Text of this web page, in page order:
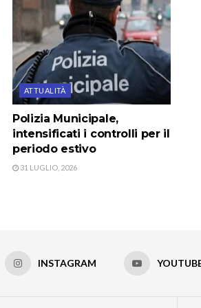
ATTUALITÀ
Polizia Municipale,
intensificati i controlli per il
periodo estivo
31 LUGLIO, 2026
INSTAGRAM